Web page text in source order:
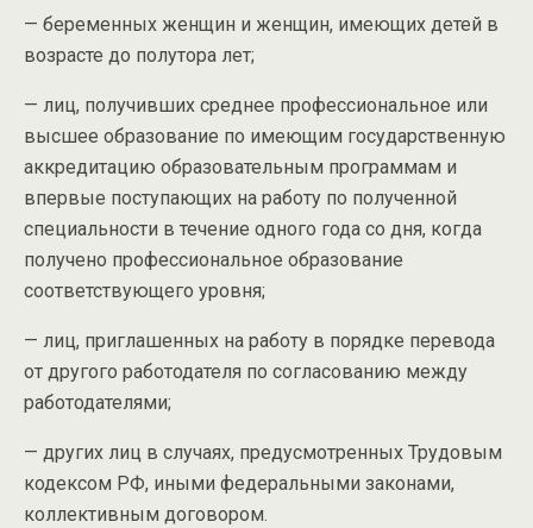
— беременных женщин и женщин, имеющих детей в
возрасте до полутора лет;
— лиц, получивших среднее профессиональное или
высшее образование по имеющим государственную
аккредитацию образовательным программам и
впервые поступающих на работу по полученной
специальности в течение одного года со дня, когда
получено профессиональное образование
соответствующего уровня;
— лиц, приглашенных на работу в порядке перевода
от другого работодателя по согласованию между
работодателями;
— других лиц в случаях, предусмотренных Трудовым
кодексом РФ, иными федеральными законами,
коллективным договором.